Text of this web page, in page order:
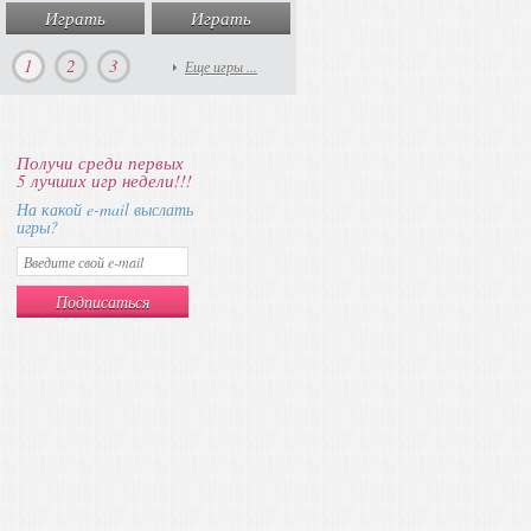
Играть Играть
1
2 3 Еще игры ...
Получи среди первых
5 лучших игр недели!!!
На какой e-mail выслать
игры?